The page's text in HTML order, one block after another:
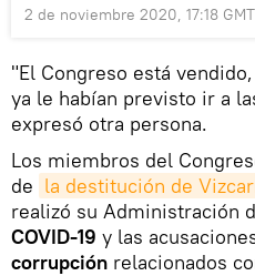
2 de noviembre 2020, 17:18 GMT
"El Congreso está
ya le habían previsto ir a
expresó otra persona.
Los miembros del
de la destitución de
realizó su Administración
COVID-19 y las
corrupción relacionados